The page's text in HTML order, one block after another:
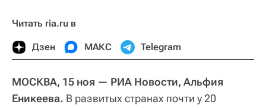
Читать ria.ru в
Дзен МАКС Telegram
МОСКВА, 15 ноя — РИА Новости, Альфия
Еникеева. В развитых странах почти у 20